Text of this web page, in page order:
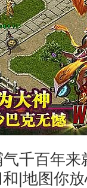
千百年来
|地图你